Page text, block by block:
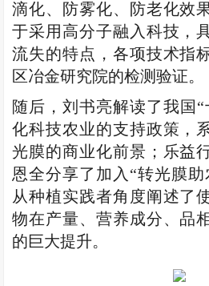
滴化、防雾化、防老化效
于采用高分子融入科技，
流失的特点，各项技术指
区冶金研究院的检测验证。
随后，刘书亮解读了我国
化科技农业的支持政策，
光膜的商业化前景；乐益
恩全分享了加入“转光膜
从种植实践者角度阐述了
物在产量、营养成分、品
的巨大提升。